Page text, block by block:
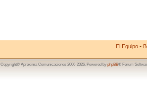
El Equipo •
Copyright© Aproxima Comunicaciones 2006-2026. Powered by phpBB® Forum